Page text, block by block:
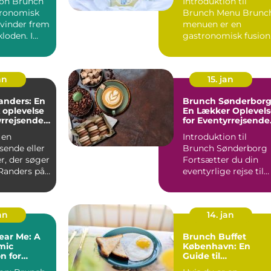
frem
I
Brunch Menu Brunch
menuen er en
gastronomisk fusion
frokost, der g...
En
eller
der søger
på
15. jan
Brunch
En Lækker
for Eventyrrejsende
Introduktion til
Brunch Sønderborg
Fortsætter du din
eventyrlige rejse til
der en...
Me: A
for
14. jan
Brunch Buffet
København: En
Guide til